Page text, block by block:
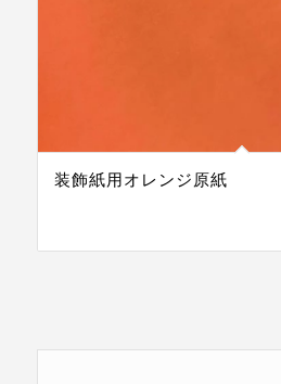
装飾紙用オレンジ原紙